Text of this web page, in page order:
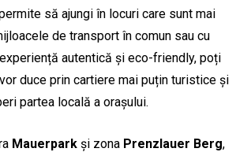
să ajungi în locuri care sunt mai
de transport în comun sau cu
autentică și eco-friendly, poți
duce prin cartiere mai puțin turistice și
partea locală a orașului.
Mauerparkși zona Prenzlauer Berg,